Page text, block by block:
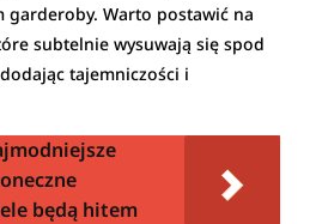
garderoby. Warto postawić na
subtelnie wysuwają się spod
tajemniczości i
będą hitem